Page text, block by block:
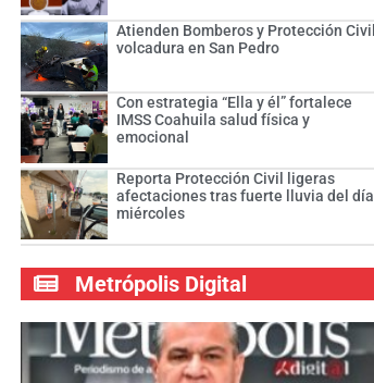
Atienden Bomberos y Protección Civil
volcadura en San Pedro
Con estrategia “Ella y él” fortalece
IMSS Coahuila salud física y
emocional
Reporta Protección Civil ligeras
afectaciones tras fuerte lluvia del día
miércoles
Metrópolis Digital